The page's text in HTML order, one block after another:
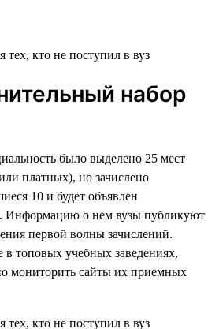
набор
было выделено 25 мест
платных), но зачислено
10 и будет объявлен
Информацию о нем вузы публикуют
первой волны зачислений.
в топовых учебных заведениях,
мониторить сайты их приемных